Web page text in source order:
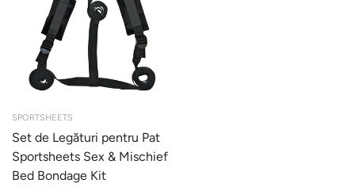
SPORTSHEETS
Set de Legături pentru Pat
Sportsheets Sex & Mischief
Bed Bondage Kit